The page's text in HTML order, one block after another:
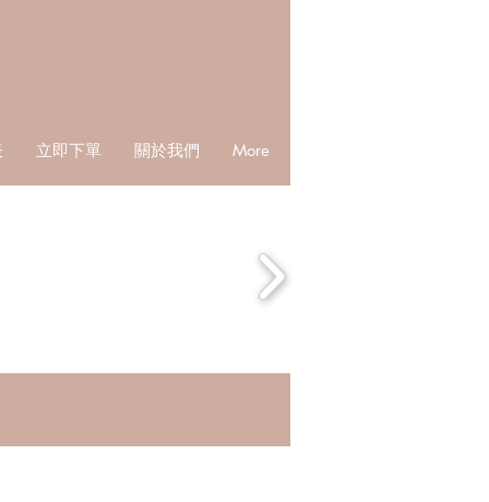
立即下單 關於我們 More